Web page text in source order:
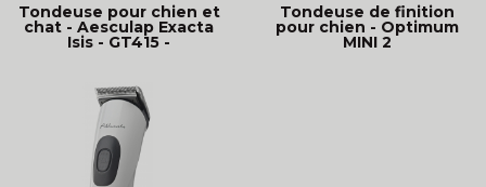
Tondeuse pour chien et
chat - Aesculap Exacta
Isis - GT415 -
Tondeuse de finition
pour chien - Optimum
MINI 2